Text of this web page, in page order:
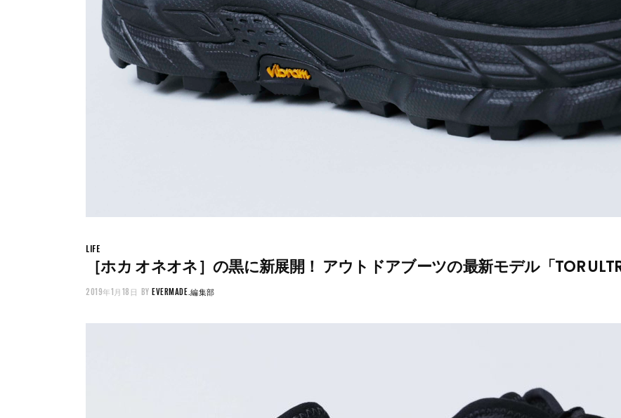
LIFE
［ホカ オネオネ］の黒に新展開！ アウトドアブーツの最新モデル「TOR
2019年1月18日 BYEVERMADE.編集部